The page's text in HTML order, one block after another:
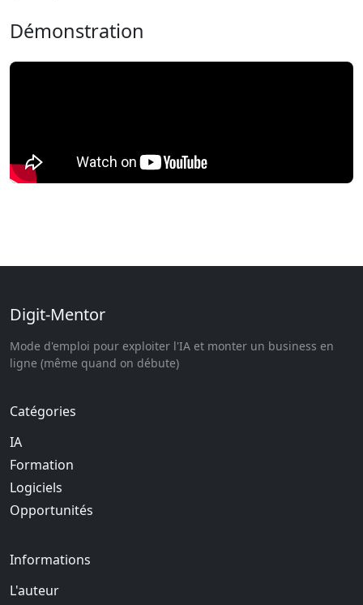
Démonstration
Digit-Mentor
Mode d'emploi pour exploiter l'IA et monter un business en
ligne (même quand on débute)
Catégories
IA
Formation
Logiciels
Opportunités
Informations
L'auteur